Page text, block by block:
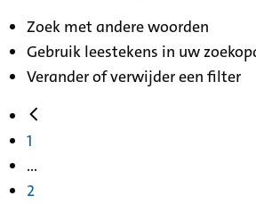
Zoek met andere woorden
Gebruik leestekens in uw
Verander of verwijder een filter
1
...
2